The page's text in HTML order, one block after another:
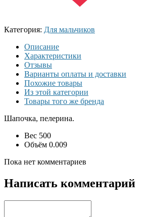
Категория: Для мальчиков
Описание
Характеристики
Отзывы
Варианты оплаты и доставки
Похожие товары
Из этой категории
Товары того же бренда
Шапочка, пелерина.
Вес 500
Объём 0.009
Пока нет комментариев
Написать комментарий